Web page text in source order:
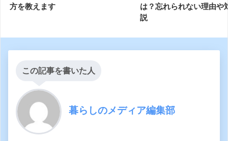
方を教えます
は？忘れられない理由や
説
この記事を書いた人
暮らしのメディア編集部